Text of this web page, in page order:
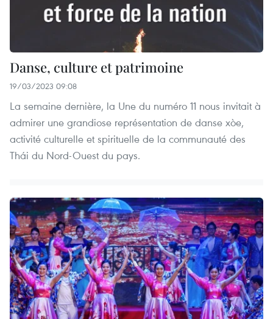
Danse, culture et patrimoine
19/03/2023 09:08
La semaine dernière, la Une du numéro 11 nous invitait à
admirer une grandiose représentation de danse xòe,
activité culturelle et spirituelle de la communauté des
Thái du Nord-Ouest du pays.